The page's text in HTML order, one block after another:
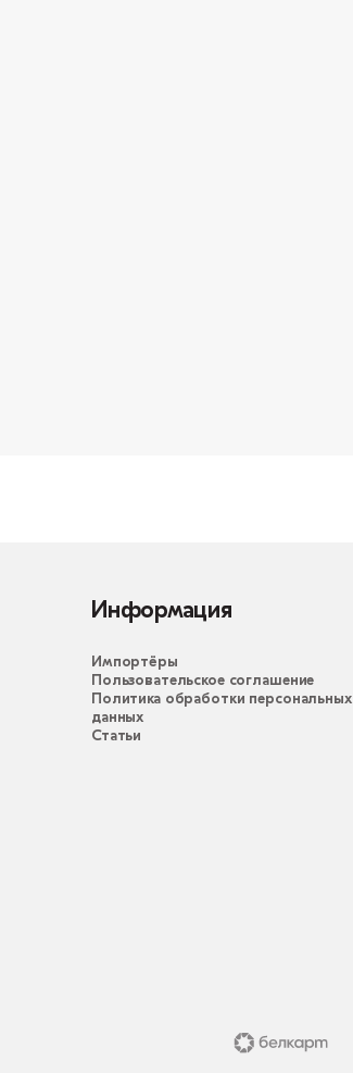
Информация
Импортёры
Пользовательское соглашение
Политика обработки персональных
данных
Статьи